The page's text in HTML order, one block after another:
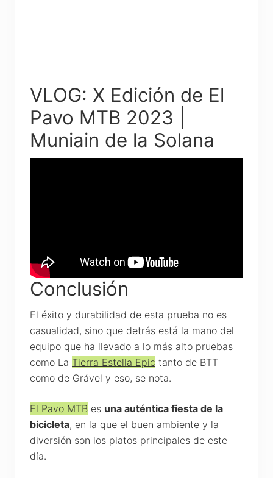
VLOG: X Edición de El
Pavo MTB 2023 |
Muniain de la Solana
Conclusión
El éxito y durabilidad de esta prueba no es
casualidad, sino que detrás está la mano del
equipo que ha llevado a lo más alto pruebas
como La Tierra Estella Epic tanto de BTT
como de Grável y eso, se nota.
El Pavo MTB es una auténtica fiesta de la
bicicleta, en la que el buen ambiente y la
diversión son los platos principales de este
día.